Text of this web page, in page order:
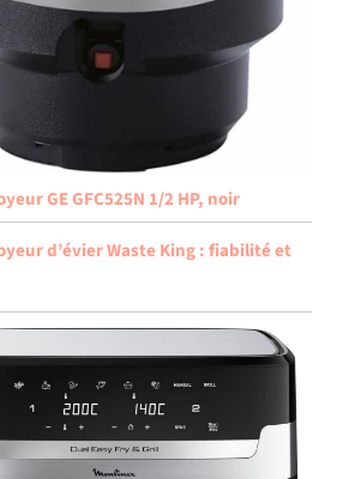
GE GFC525N 1/2 HP, noir
d’évier Waste King : fiabilité et